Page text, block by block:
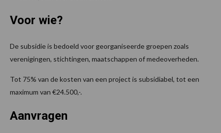
Voor wie?
De subsidie is bedoeld voor georganiseerde groepen zoals
verenigingen, stichtingen, maatschappen of medeoverheden.
Tot 75% van de kosten van een project is subsidiabel, tot een
maximum van €24.500,-.
Aanvragen